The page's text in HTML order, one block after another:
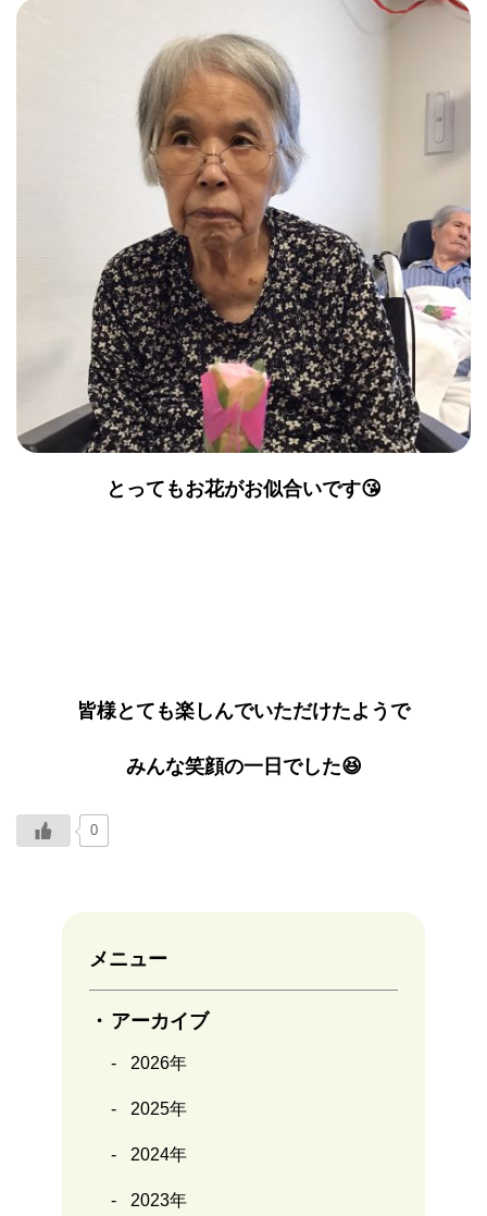
メニュー
アーカイブ
2026年
2025年
2024年
2023年
とってもお花がお似合いです😘
皆様とても楽しんでいただけたようで
みんな笑顔の一日でした😆
0